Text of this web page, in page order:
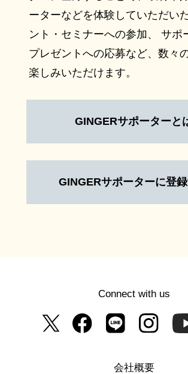
ーターなどを体験していただい
ント・セミナーへの参加、 サポ
プレゼントへの応募など、数々
楽しみいただけます。
GINGERサポーターと
GINGERサポーターに登
Connect with us
会社概要